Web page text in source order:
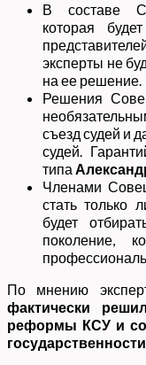
В составе
которая
эксперты не
на ее решение.
Решения
съезд судей и
судей.
типа
Членами
стать только
будет
поколение,
По мнению
фактически
реформы КСУ и